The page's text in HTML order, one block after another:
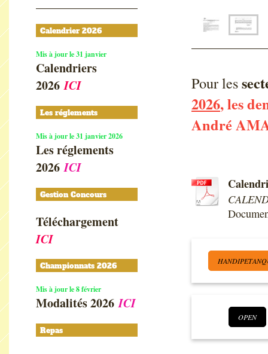
Calendrier 2026
Mis à jour le 31 janvier
Calendriers
2026ICI
Les réglements
Mis à jour le 31 janvier 2026
Les réglements
2026ICI
Gestion Concours
Téléchargement
ICI
Championnats 2026
Mis à jour le 8 février
Modalités 2026ICI
Repas
Pour les
2026, les
André
OPEN